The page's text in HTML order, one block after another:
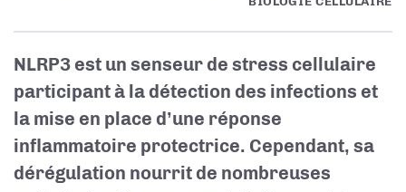
NLRP3 est un senseur de stress cellulaire
participant à la détection des infections et
la mise en place d’une réponse
inflammatoire protectrice. Cependant, sa
dérégulation nourrit de nombreuses